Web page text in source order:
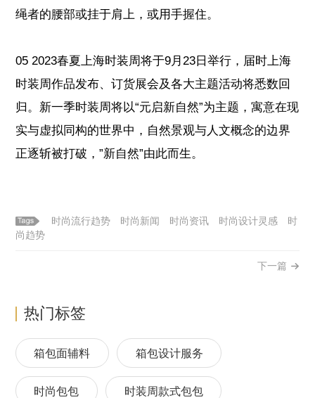
绳者的腰部或挂于肩上，或用手握住。
05 2023春夏上海时装周将于9月23日举行，届时上海
时装周作品发布、订货展会及各大主题活动将悉数回
归。新一季时装周将以“元启新自然”为主题，寓意在现
实与虚拟同构的世界中，自然景观与人文概念的边界
正逐斩被打破，”新自然”由此而生。
时尚流行趋势 时尚新闻 时尚资讯 时尚设计灵感
时
尚趋势
下一篇
热门标签
箱包面辅料 箱包设计服务
时尚包包 时装周款式包包